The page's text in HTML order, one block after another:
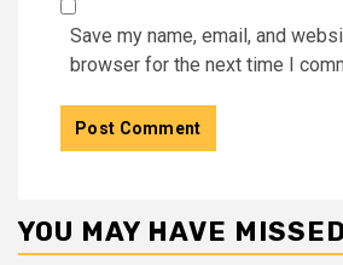
Save my name, email, and
browser for the next time I
YOU MAY HAVE MISSED